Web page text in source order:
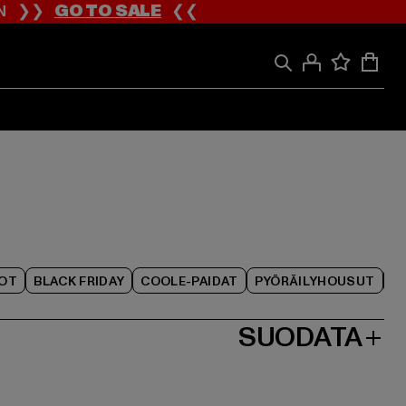
❯❯ GO TO SALE ❮❮
BLACK FRIDAY COOLE-PAIDAT PYÖRÄILYHOUSUT
SUODATA